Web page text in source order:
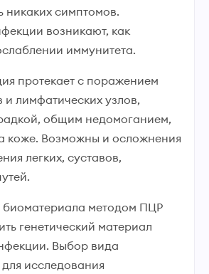
никаких симптомов.
возникают, как
иммунитета.
протекает с поражением
лимфатических узлов,
общим недомоганием,
коже. Возможны и осложнения
легких, суставов,
методом ПЦР
генетический материал
Выбор вида
исследования